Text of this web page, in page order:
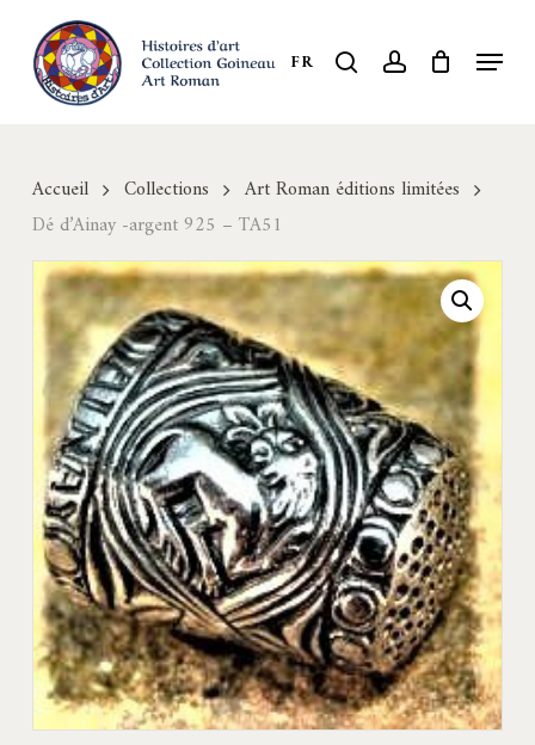
main
content
FR search account Menu
Accueil Collections
Art Roman éditions limitées
Dé d’Ainay -argent 925 – TA51
Close